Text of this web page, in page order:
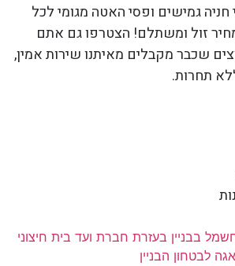
חניה גמישים ופסי האטה מגומי לכל
זול ומשתלם! הצטרפו גם אתם
שכבר מקבלים מאיתנו שירות אמין,
תחרות.
בבניין בעזרת חברת ועד בית חיצוני
לבטחון הבניין